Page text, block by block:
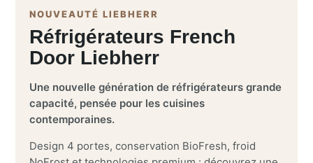
NOUVEAUTÉ LIEBHERR
Réfrigérateurs French
Door Liebherr
Une nouvelle génération de réfrigérateurs grande
capacité, pensée pour les cuisines
contemporaines.
Design 4 portes, conservation BioFresh, froid